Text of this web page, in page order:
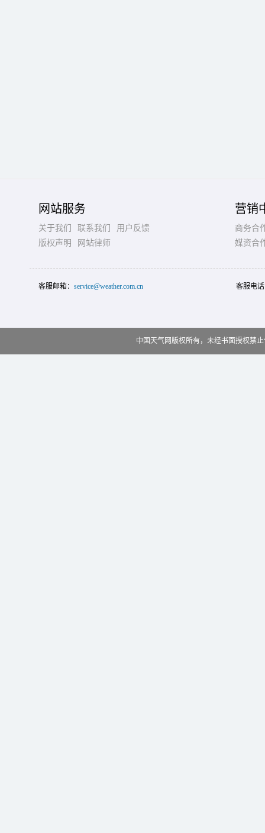
网站服务
关于我们 联系我们
用户反馈
版权声明
网站律师
营销
商务合
媒资合
客服邮箱： service@weather.com.cn 客服电
中国天气网版权所有，未经书面授权